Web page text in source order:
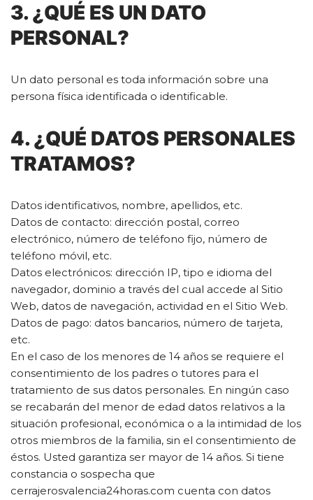
3. ¿QUÉ ES UN DATO
PERSONAL?
Un dato personal es toda información sobre una
persona física identificada o identificable.
4. ¿QUÉ DATOS PERSONALES
TRATAMOS?
Datos identificativos, nombre, apellidos, etc.
Datos de contacto: dirección postal, correo
electrónico, número de teléfono fijo, número de
teléfono móvil, etc.
Datos electrónicos: dirección IP, tipo e idioma del
navegador, dominio a través del cual accede al Sitio
Web, datos de navegación, actividad en el Sitio Web.
Datos de pago: datos bancarios, número de tarjeta,
etc.
En el caso de los menores de 14 años se requiere el
consentimiento de los padres o tutores para el
tratamiento de sus datos personales. En ningún caso
se recabarán del menor de edad datos relativos a la
situación profesional, económica o a la intimidad de los
otros miembros de la familia, sin el consentimiento de
éstos. Usted garantiza ser mayor de 14 años. Si tiene
constancia o sospecha que
cerrajerosvalencia24horas.com cuenta con datos